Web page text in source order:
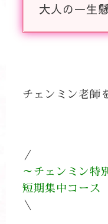
大人の一生
チェンミン老師
／
～チェンミン特
短期集中コース
＼